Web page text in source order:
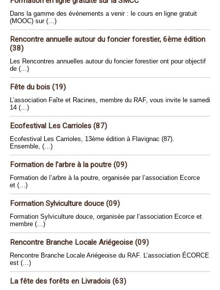
Dans la gamme des événements a venir : le cours en ligne gratuit
(MOOC) sur (…)
Rencontre annuelle autour du foncier forestier, 6ème édition
(38)
Les Rencontres annuelles autour du foncier forestier ont pour objectif
de (…)
Fête du bois (19)
L’association Faîte et Racines, membre du RAF, vous invite le samedi
14 (…)
Ecofestival Les Carrioles (87)
Ecofestival Les Carrioles, 13ème édition à Flavignac (87).
Ensemble, (…)
Formation de l’arbre à la poutre (09)
Formation de l’arbre à la poutre, organisée par l’association Ecorce
et (…)
Formation Sylviculture douce (09)
Formation Sylviculture douce, organisée par l’association Ecorce et
membre (…)
Rencontre Branche Locale Ariégeoise (09)
Rencontre Branche Locale Ariégeoise du RAF. L’association ÉCORCE
est (…)
La fête des forêts en Livradois (63)